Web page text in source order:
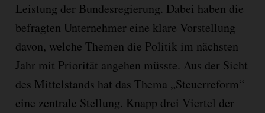
Leistung der Bundesregierung. Dabei haben die
befragten Unternehmer eine klare Vorstellung
davon, welche Themen die Politik im nächsten
Jahr mit Priorität angehen müsste. Aus der Sicht
des Mittelstands hat das Thema „Steuerreform“
eine zentrale Stellung. Knapp drei Viertel der